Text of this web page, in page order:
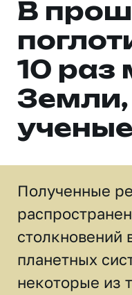
В
10 раз
Земли,
ученые
Полученные
столкновений
планетных
некоторые из